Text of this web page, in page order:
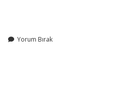
Yorum Bırak